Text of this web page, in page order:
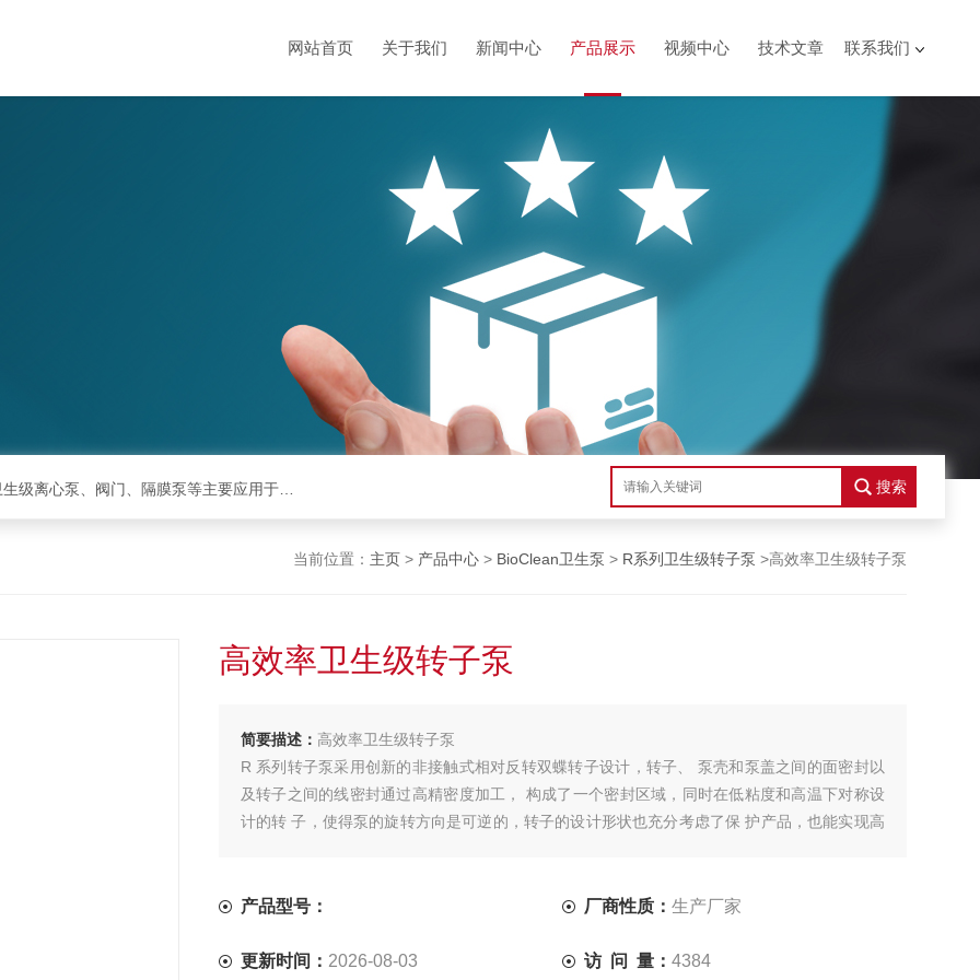
网站首页 关于我们 新闻中心 产品展示 视频中心 技术文章 联系我们
bioclean超高洁净解决方案、不锈钢管、洁净管道、卫生级离心泵、阀门、隔膜泵等主要应用于生物医药、电子洁净和食品等需要制程污染控制的领域，流体设备制造厂商的专业供货商。 搜索
当前位置： 主页> 产品中心> BioClean卫生泵 > R系列卫生级转子泵 >高效率卫生级转子泵
高效率卫生级转子泵
简要描述： 高效率卫生级转子泵
R 系列转子泵采用创新的非接触式相对反转双蝶转子设计，转子、 泵壳和泵盖之间的面密封以
及转子之间的线密封通过高精密度加工， 构成了一个密封区域，同时在低粘度和高温下对称设
计的转 子，使得泵的旋转方向是可逆的，转子的设计形状也充分考虑了保 护产品，也能实现高
产品型号： 厂商性质：生产厂家
更新时间： 2026-08-03 访 问 量：4384